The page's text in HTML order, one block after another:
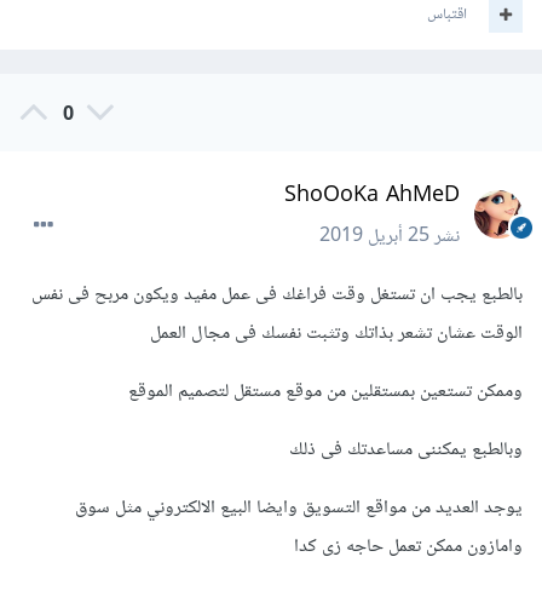
اقتباس
0
ShoOoKa AhMeD
نشر25 أبريل 2019
بالطبع يجب ان تستغل وقت فراغك فى عمل مفيد ويكون مربح فى نفس
الوقت عشان تشعر بذاتك وتثبت نفسك فى مجال العمل
وممكن تستعين بمستقلين من موقع مستقل لتصميم الموقع
وبالطبع يمكننى مساعدتك فى ذلك
يوجد العديد من مواقع التسويق وايضا البيع الالكتروني مثل سوق
وامازون ممكن تعمل حاجه زى كدا